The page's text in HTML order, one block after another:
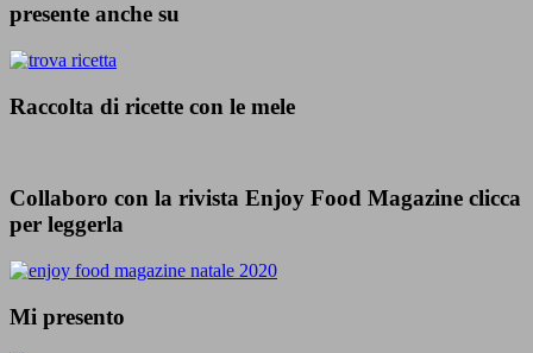
presente anche su
Raccolta di ricette con le mele
Collaboro con la rivista Enjoy Food Magazine clicca
per leggerla
Mi presento